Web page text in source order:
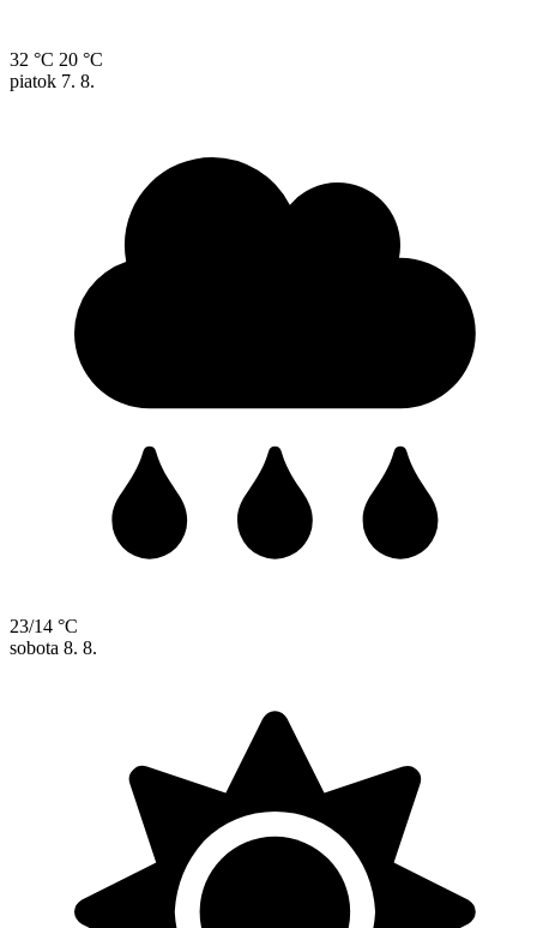
32 °C 20 °C
piatok 7. 8.
23/14 °C
sobota 8. 8.